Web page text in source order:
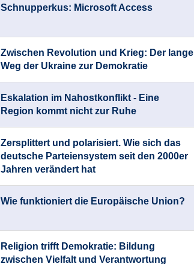
Schnupperkus: Microsoft Access
Zwischen Revolution und Krieg: Der lange
Weg der Ukraine zur Demokratie
Eskalation im Nahostkonflikt - Eine
Region kommt nicht zur Ruhe
Zersplittert und polarisiert. Wie sich das
deutsche Parteiensystem seit den 2000er
Jahren verändert hat
Wie funktioniert die Europäische Union?
Religion trifft Demokratie: Bildung
zwischen Vielfalt und Verantwortung